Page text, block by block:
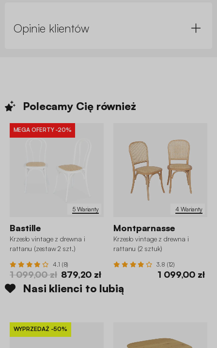
Opinie klientów
Polecamy Cię również
5 Warianty
MEGA OFERTY -20%
Bastille
Krzesło vintage z drewna i
rattanu (zestaw 2 szt.)
4.1 (8)
1 099,00 zł 879,20 zł
4 Warianty
Montparnasse
Krzesło vintage z drewna i
rattanu (2 sztuk)
3.8 (12)
1 099,00 zł
Nasi klienci to lubią
WYPRZEDAŻ -50%